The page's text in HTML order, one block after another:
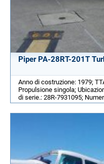
Piper PA-28RT-201T
Anno di costruzione: 1979;
Propulsione singola;
di serie.: 28R-7931095;